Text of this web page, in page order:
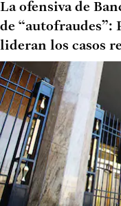
La ofensiva de
de “autofraudes”:
lideran los casos